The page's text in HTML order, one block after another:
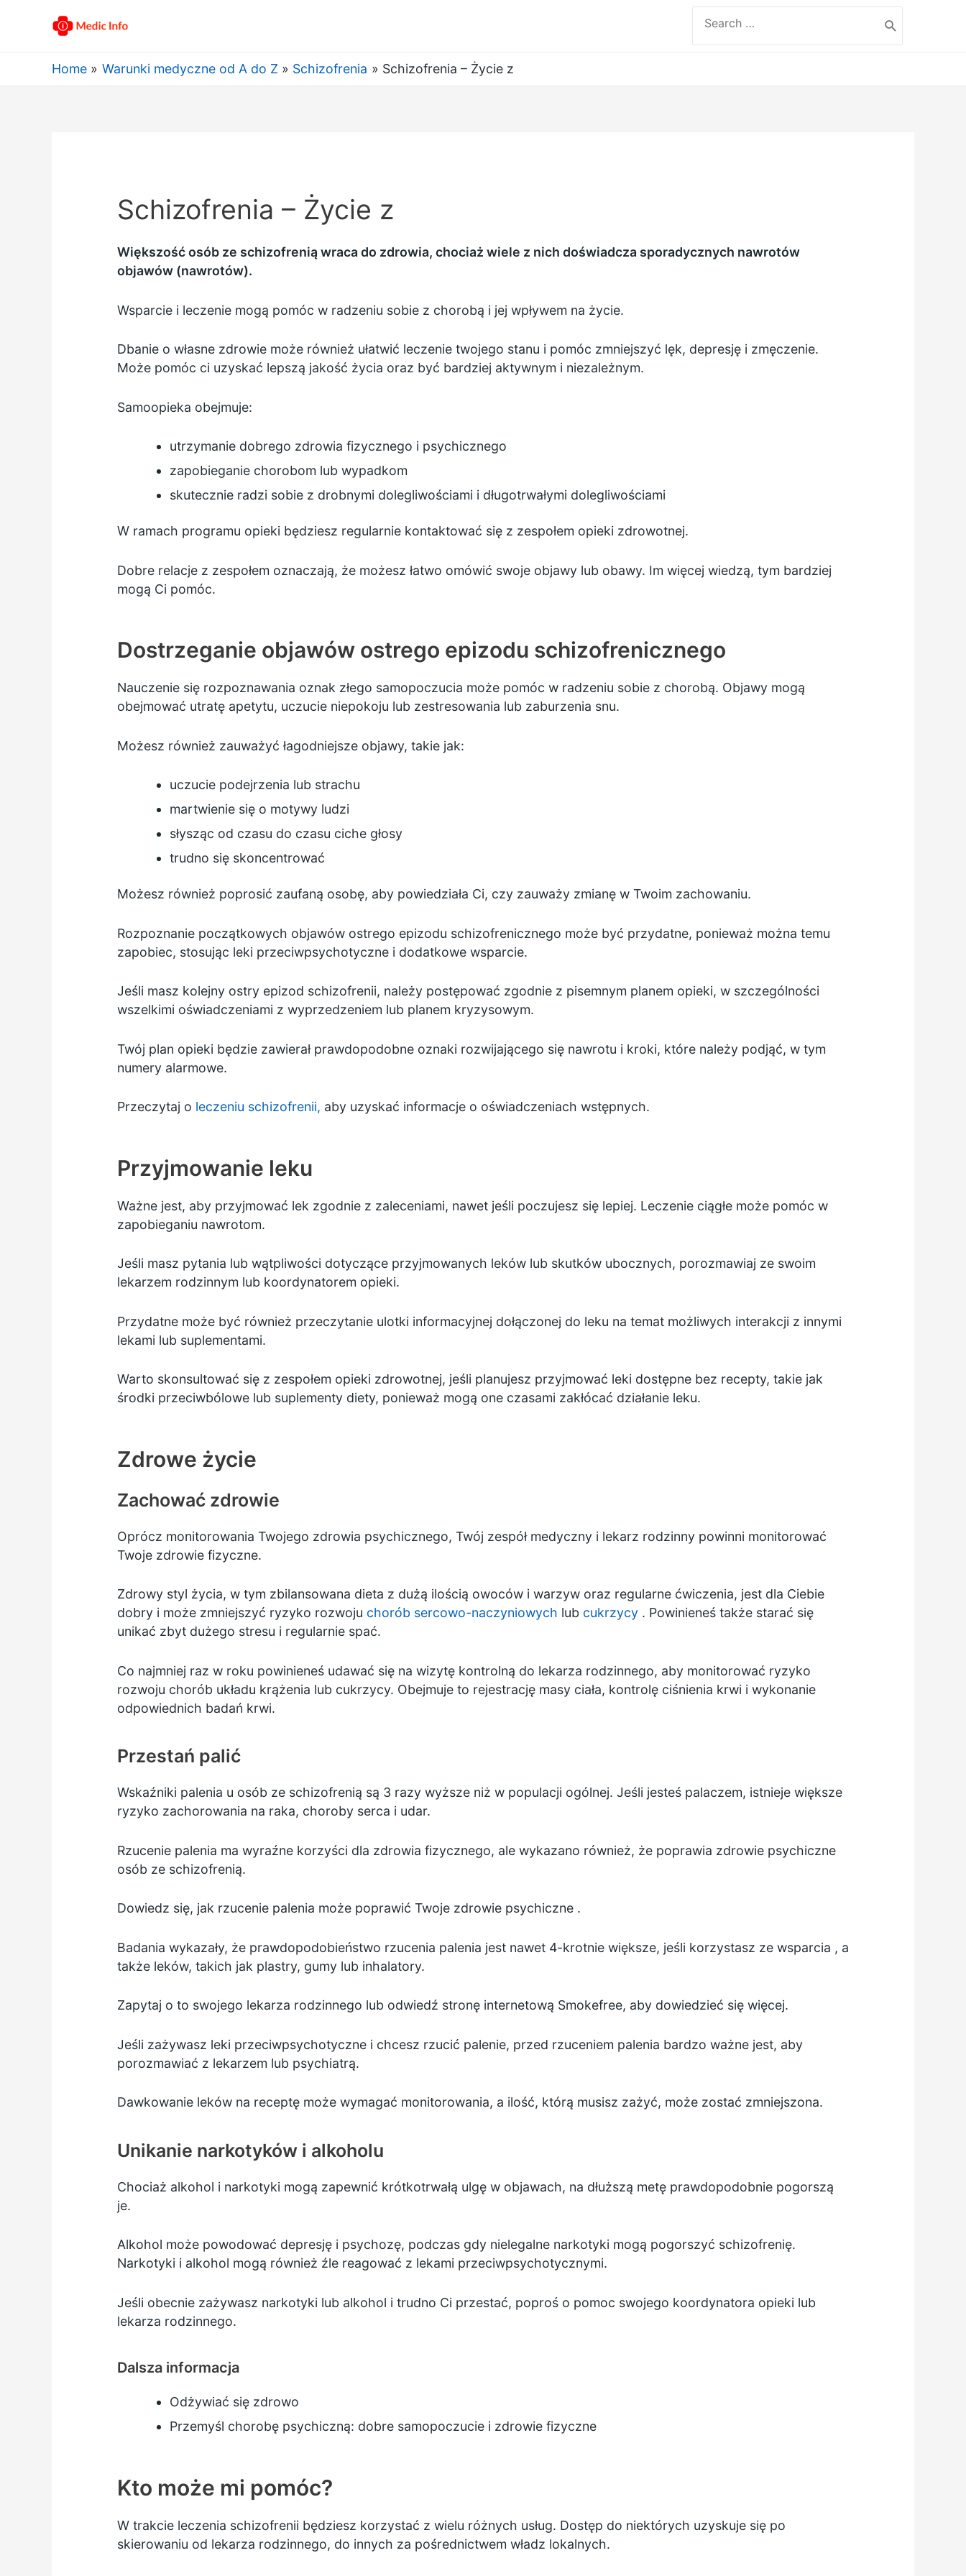
for:
Home Warunki medyczne od A do Z Schizofrenia Schizofrenia – Życie z
Schizofrenia – Życie z
Większość osób ze schizofrenią wraca do zdrowia, chociaż wiele z nich doświadcza sporadycznych nawrotów
objawów (nawrotów).
Wsparcie i leczenie mogą pomóc w radzeniu sobie z chorobą i jej wpływem na życie.
Dbanie o własne zdrowie może również ułatwić leczenie twojego stanu i pomóc zmniejszyć lęk, depresję i zmęczenie.
Może pomóc ci uzyskać lepszą jakość życia oraz być bardziej aktywnym i niezależnym.
Samoopieka obejmuje:
utrzymanie dobrego zdrowia fizycznego i psychicznego
zapobieganie chorobom lub wypadkom
skutecznie radzi sobie z drobnymi dolegliwościami i długotrwałymi dolegliwościami
W ramach programu opieki będziesz regularnie kontaktować się z zespołem opieki zdrowotnej.
Dobre relacje z zespołem oznaczają, że możesz łatwo omówić swoje objawy lub obawy. Im więcej wiedzą, tym bardziej
mogą Ci pomóc.
Dostrzeganie objawów ostrego epizodu schizofrenicznego
Nauczenie się rozpoznawania oznak złego samopoczucia może pomóc w radzeniu sobie z chorobą. Objawy mogą
obejmować utratę apetytu, uczucie niepokoju lub zestresowania lub zaburzenia snu.
Możesz również zauważyć łagodniejsze objawy, takie jak:
uczucie podejrzenia lub strachu
martwienie się o motywy ludzi
słysząc od czasu do czasu ciche głosy
trudno się skoncentrować
Możesz również poprosić zaufaną osobę, aby powiedziała Ci, czy zauważy zmianę w Twoim zachowaniu.
Rozpoznanie początkowych objawów ostrego epizodu schizofrenicznego może być przydatne, ponieważ można temu
zapobiec, stosując leki przeciwpsychotyczne i dodatkowe wsparcie.
Jeśli masz kolejny ostry epizod schizofrenii, należy postępować zgodnie z pisemnym planem opieki, w szczególności
wszelkimi oświadczeniami z wyprzedzeniem lub planem kryzysowym.
Twój plan opieki będzie zawierał prawdopodobne oznaki rozwijającego się nawrotu i kroki, które należy podjąć, w tym
numery alarmowe.
Przeczytaj o leczeniu schizofrenii, aby uzyskać informacje o oświadczeniach wstępnych.
Przyjmowanie leku
Ważne jest, aby przyjmować lek zgodnie z zaleceniami, nawet jeśli poczujesz się lepiej. Leczenie ciągłe może pomóc w
zapobieganiu nawrotom.
Jeśli masz pytania lub wątpliwości dotyczące przyjmowanych leków lub skutków ubocznych, porozmawiaj ze swoim
lekarzem rodzinnym lub koordynatorem opieki.
Przydatne może być również przeczytanie ulotki informacyjnej dołączonej do leku na temat możliwych interakcji z innymi
lekami lub suplementami.
Warto skonsultować się z zespołem opieki zdrowotnej, jeśli planujesz przyjmować leki dostępne bez recepty, takie jak
środki przeciwbólowe lub suplementy diety, ponieważ mogą one czasami zakłócać działanie leku.
Zdrowe życie
Zachować zdrowie
Oprócz monitorowania Twojego zdrowia psychicznego, Twój zespół medyczny i lekarz rodzinny powinni monitorować
Twoje zdrowie fizyczne.
Zdrowy styl życia, w tym zbilansowana dieta z dużą ilością owoców i warzyw oraz regularne ćwiczenia, jest dla Ciebie
dobry i może zmniejszyć ryzyko rozwoju chorób sercowo-naczyniowych lub cukrzycy. Powinieneś także starać się
unikać zbyt dużego stresu i regularnie spać.
Co najmniej raz w roku powinieneś udawać się na wizytę kontrolną do lekarza rodzinnego, aby monitorować ryzyko
rozwoju chorób układu krążenia lub cukrzycy. Obejmuje to rejestrację masy ciała, kontrolę ciśnienia krwi i wykonanie
odpowiednich badań krwi.
Przestań palić
Wskaźniki palenia u osób ze schizofrenią są 3 razy wyższe niż w populacji ogólnej. Jeśli jesteś palaczem, istnieje większe
ryzyko zachorowania na raka, choroby serca i udar.
Rzucenie palenia ma wyraźne korzyści dla zdrowia fizycznego, ale wykazano również, że poprawia zdrowie psychiczne
osób ze schizofrenią.
Dowiedz się, jak rzucenie palenia może poprawić Twoje zdrowie psychiczne.
Badania wykazały, że prawdopodobieństwo rzucenia palenia jest nawet 4-krotnie większe, jeśli korzystasz ze wsparcia , a
także leków, takich jak plastry, gumy lub inhalatory.
Zapytaj o to swojego lekarza rodzinnego lub odwiedź stronę internetową Smokefree, aby dowiedzieć się więcej.
Jeśli zażywasz leki przeciwpsychotyczne i chcesz rzucić palenie, przed rzuceniem palenia bardzo ważne jest, aby
porozmawiać z lekarzem lub psychiatrą.
Dawkowanie leków na receptę może wymagać monitorowania, a ilość, którą musisz zażyć, może zostać zmniejszona.
Unikanie narkotyków i alkoholu
Chociaż alkohol i narkotyki mogą zapewnić krótkotrwałą ulgę w objawach, na dłuższą metę prawdopodobnie pogorszą
je.
Alkohol może powodować depresję i psychozę, podczas gdy nielegalne narkotyki mogą pogorszyć schizofrenię.
Narkotyki i alkohol mogą również źle reagować z lekami przeciwpsychotycznymi.
Jeśli obecnie zażywasz narkotyki lub alkohol i trudno Ci przestać, poproś o pomoc swojego koordynatora opieki lub
lekarza rodzinnego.
Dalsza informacja
Odżywiać się zdrowo
Przemyśl chorobę psychiczną: dobre samopoczucie i zdrowie fizyczne
Kto może mi pomóc?
W trakcie leczenia schizofrenii będziesz korzystać z wielu różnych usług. Dostęp do niektórych uzyskuje się po
skierowaniu od lekarza rodzinnego, do innych za pośrednictwem władz lokalnych.